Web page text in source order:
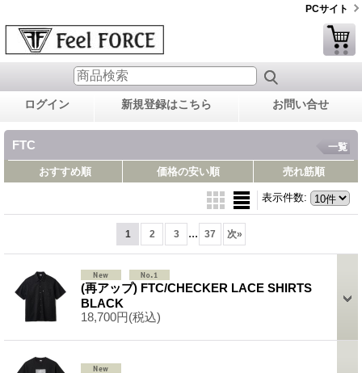
PCサイト
ログイン 新規登録はこちら お問い合せ
FTC 一覧
おすすめ順 価格の安い順 売れ筋順
表示件数:
1 2 3 ... 37 次»
(再アップ) FTC/CHECKER LACE SHIRTS
BLACK
18,700円(税込)